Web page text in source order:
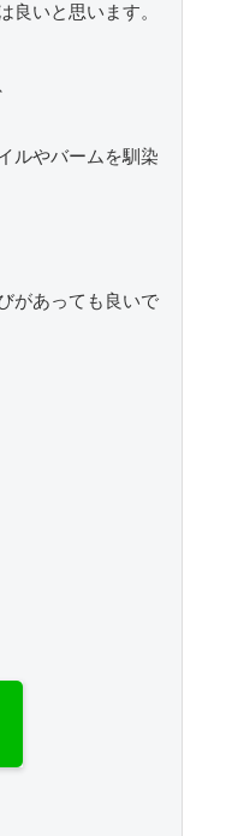
良いと思います。
ルやバームを馴染
があっても良いで